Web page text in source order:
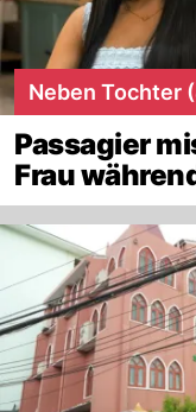
Neben Tochter
Passagier
Frau